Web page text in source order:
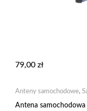
79,00 zł
Anteny samochodowe,
Antena